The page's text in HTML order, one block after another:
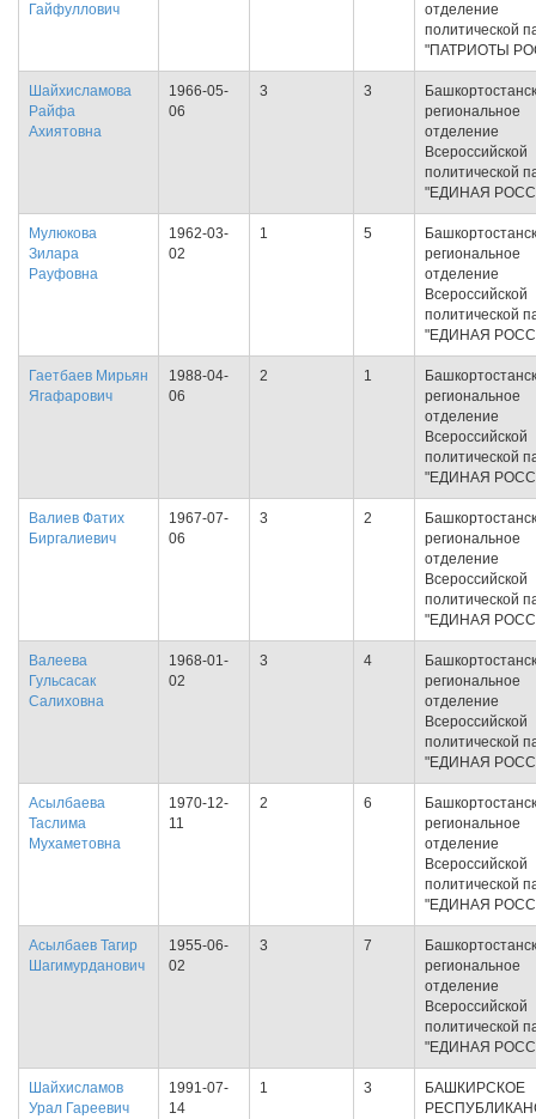
Гайфуллович
отделение
политической
"ПАТРИОТЫ
Шайхисламова
Райфа
Ахиятовна
1966-05-
06
3 3
региональное
отделение
Всероссийской
политической
"ЕДИНАЯ
Мулюкова
Зилара
Рауфовна
1962-03-
02
1 5
региональное
отделение
Всероссийской
политической
"ЕДИНАЯ
Гаетбаев Мирьян
Ягафарович
1988-04-
06
2 1
региональное
отделение
Всероссийской
политической
"ЕДИНАЯ
Валиев Фатих
Биргалиевич
1967-07-
06
3 2
региональное
отделение
Всероссийской
политической
"ЕДИНАЯ
Валеева
Гульсасак
Салиховна
1968-01-
02
3 4
региональное
отделение
Всероссийской
политической
"ЕДИНАЯ
Асылбаева
Таслима
Мухаметовна
1970-12-
11
2 6
региональное
отделение
Всероссийской
политической
"ЕДИНАЯ
Асылбаев Тагир
Шагимурданович
1955-06-
02
3 7
региональное
отделение
Всероссийской
политической
"ЕДИНАЯ
Шайхисламов
Урал Гареевич
1991-07-
14
1 3
БАШКИРСКОЕ